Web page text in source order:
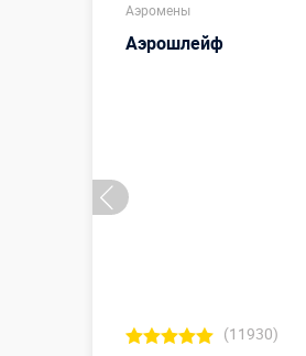
Больше деталей →
Смотреть видео
Аэромены
Аэрошлейф
(11930)